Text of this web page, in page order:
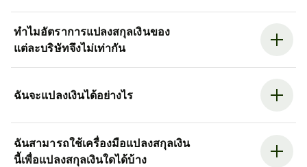
ทำไมอัตราการแปลงสกุลเงินของ
แต่ละบริษัทจึงไม่เท่ากัน
ฉันจะแปลงเงินได้อย่างไร
ฉันสามารถใช้เครื่องมือแปลงสกุลเงิน
นี้เพื่อแปลงสกุลเงินใดได้บ้าง